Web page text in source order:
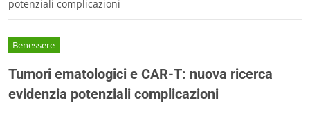
potenziali complicazioni
Benessere
Tumori ematologici e CAR-T: nuova ricerca
evidenzia potenziali complicazioni